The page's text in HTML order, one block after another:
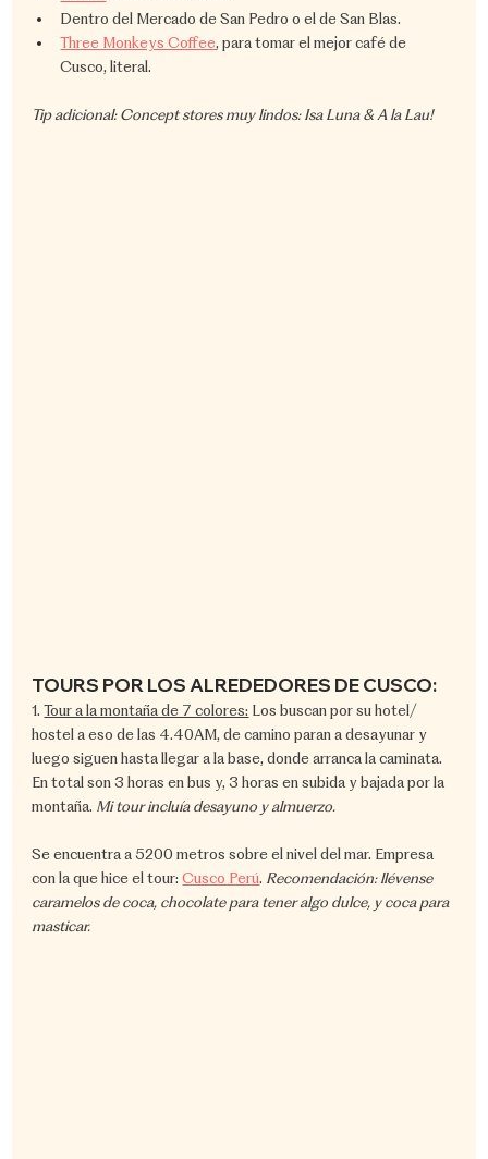
Dentro del Mercado de San Pedro o el de San Blas.
Three Monkeys Coffee, para tomar el mejor café de
Cusco, literal.
Tip adicional: Concept stores muy lindos: Isa Luna & A la Lau!
TOURS POR LOS ALREDEDORES DE CUSCO:
1. Tour a la montaña de 7 colores: Los buscan por su hotel/
hostel a eso de las 4.40AM, de camino paran a desayunar y
luego siguen hasta llegar a la base, donde arranca la caminata.
En total son 3 horas en bus y, 3 horas en subida y bajada por la
montaña. Mi tour incluía desayuno y almuerzo.
Se encuentra a 5200 metros sobre el nivel del mar. Empresa
con la que hice el tour: Cusco Perú. Recomendación: llévense
caramelos de coca, chocolate para tener algo dulce, y coca para
masticar.